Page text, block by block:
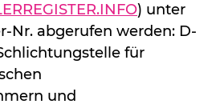
) unter
Nr. abgerufen werden: D-
für
und